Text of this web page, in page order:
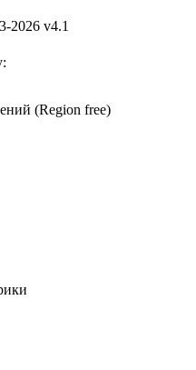
2026 v4.1
(Region free)